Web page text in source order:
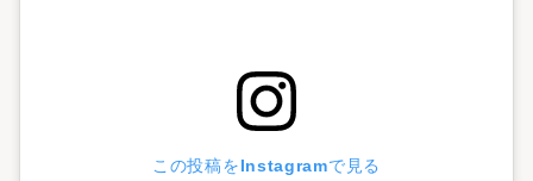
この投稿をInstagramで見る